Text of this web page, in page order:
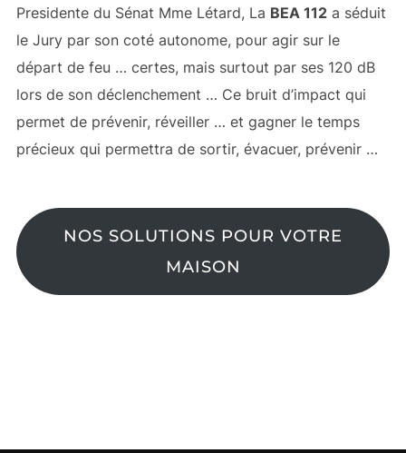
Presidente du Sénat Mme Létard, La BEA 112a séduit
le Jury par son coté autonome, pour agir sur le
départ de feu … certes, mais surtout par ses 120 dB
lors de son déclenchement … Ce bruit d’impact qui
permet de prévenir, réveiller … et gagner le temps
précieux qui permettra de sortir, évacuer, prévenir …
NOS SOLUTIONS POUR VOTRE
MAISON